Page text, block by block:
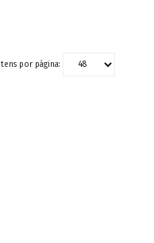
Itens por página: